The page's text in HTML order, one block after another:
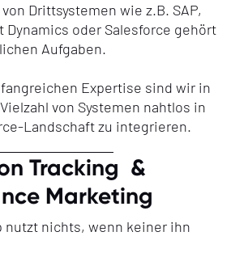
Drittsystemen wie z.B. SAP,
Dynamics oder Salesforce gehört
Aufgaben.
Expertise sind wir in
von Systemen nahtlos in
Landschaft zu integrieren.
Tracking &
Marketing
nutzt nichts, wenn keiner ihn